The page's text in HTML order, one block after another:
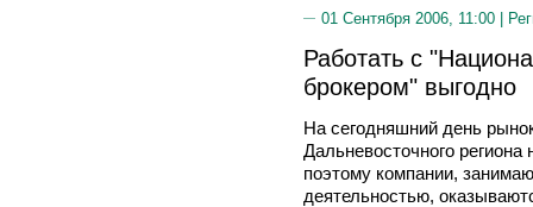
01 Сентября 2006, 11:00 |
Работать с
брокером" выгодно
На сегодняшний день
Дальневосточного
поэтому компании,
деятельностью,